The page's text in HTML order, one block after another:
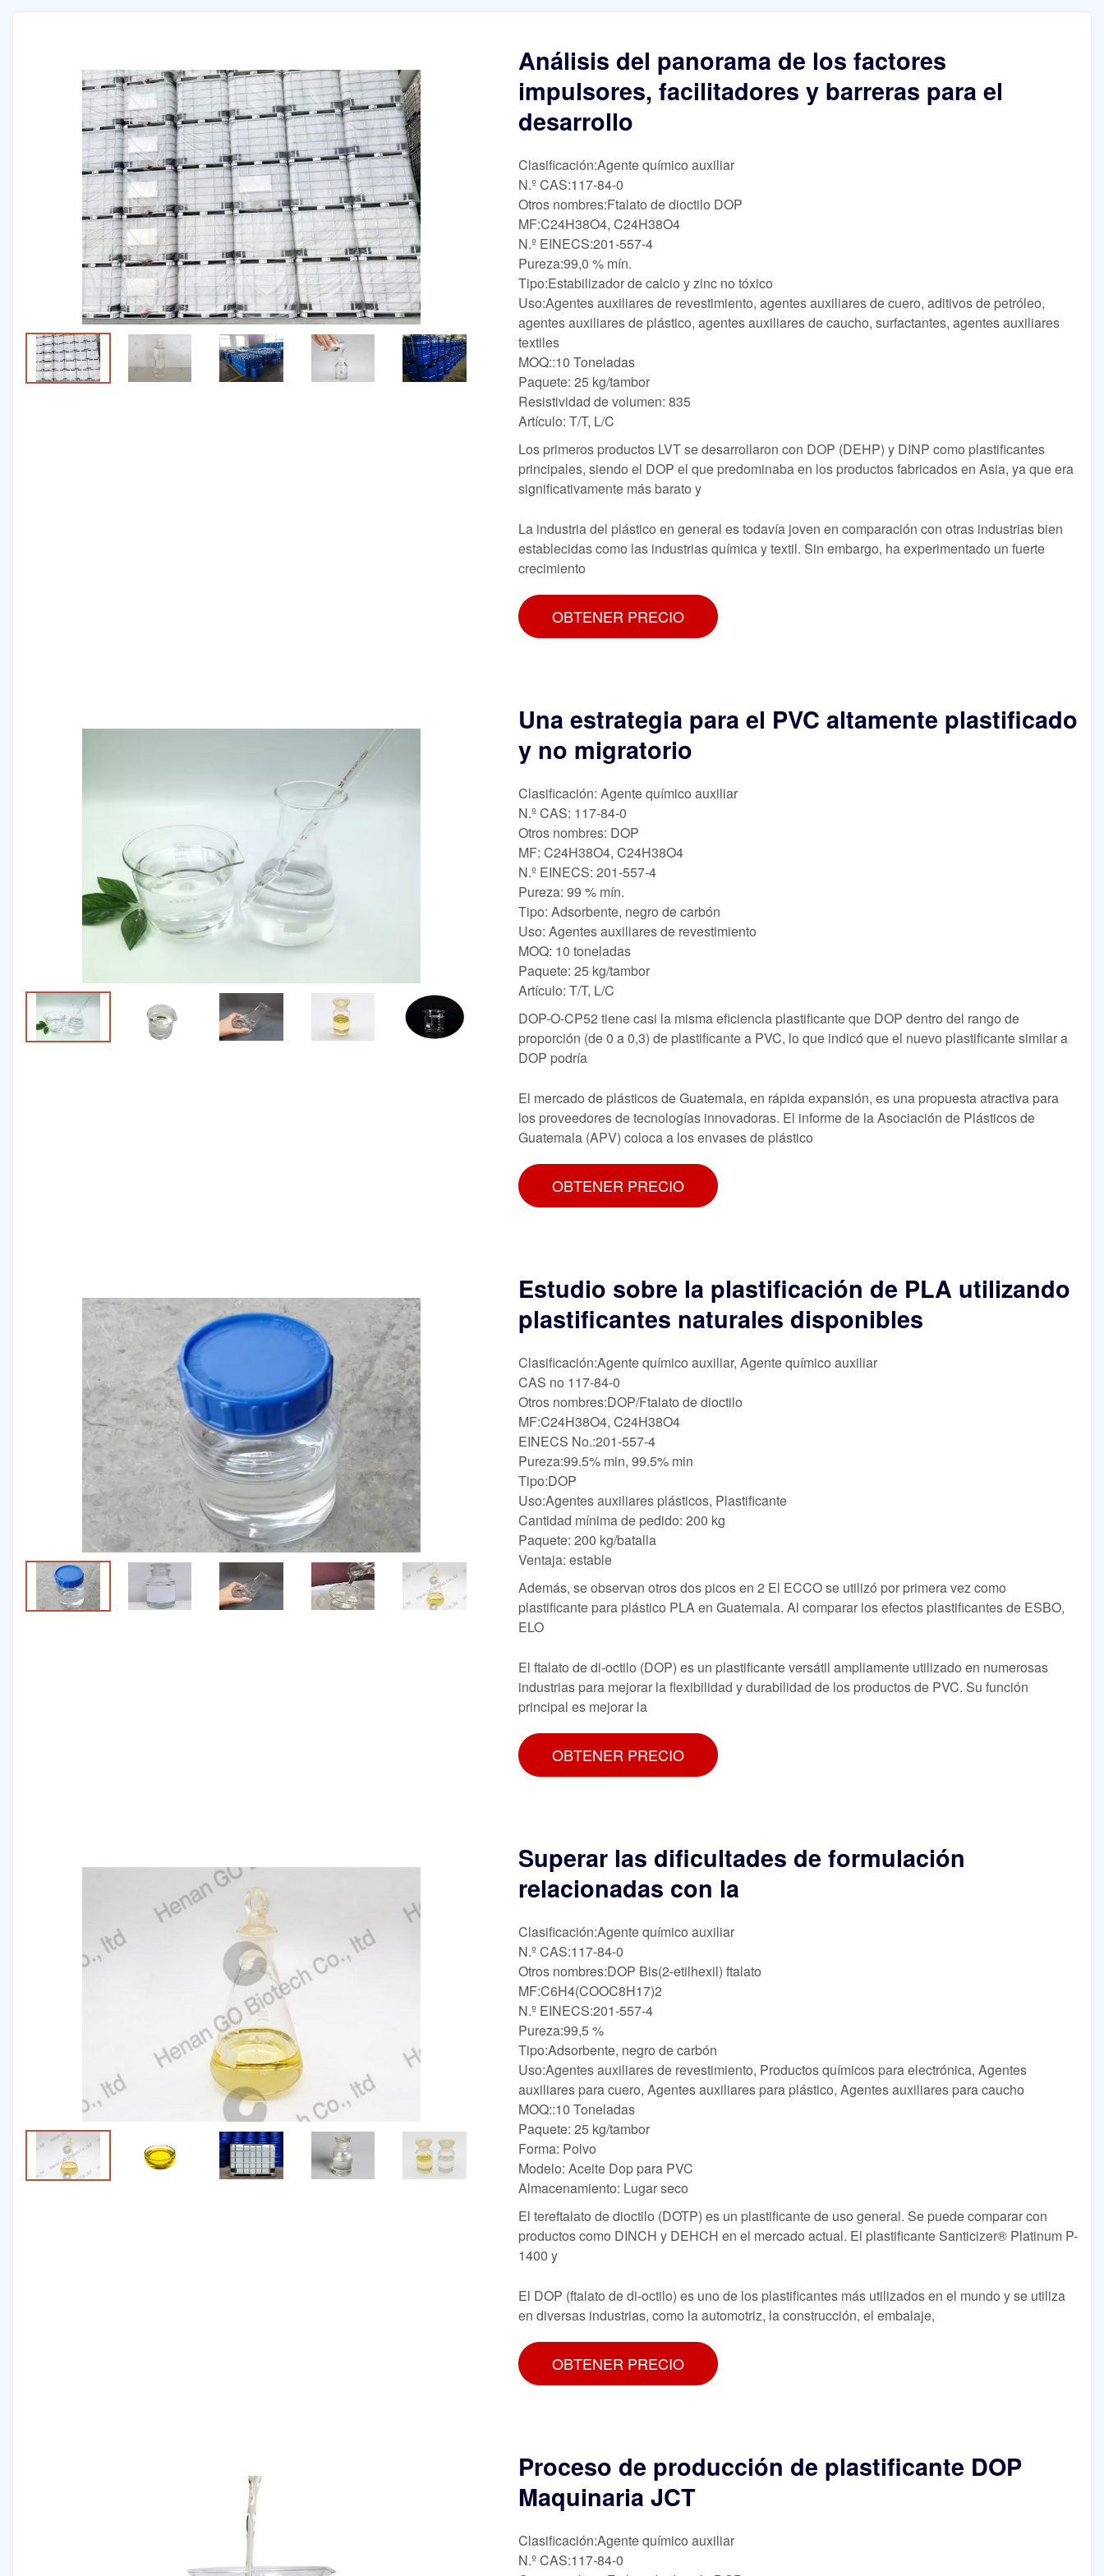
Análisis del panorama de los factores
impulsores, facilitadores y barreras para el
desarrollo
Clasificación:Agente químico auxiliar
N.º CAS:117-84-0
Otros nombres:Ftalato de dioctilo DOP
MF:C24H38O4, C24H38O4
N.º EINECS:201-557-4
Pureza:99,0 % mín.
Tipo:Estabilizador de calcio y zinc no tóxico
Uso:Agentes auxiliares de revestimiento, agentes auxiliares de cuero, aditivos de petróleo,
agentes auxiliares de plástico, agentes auxiliares de caucho, surfactantes, agentes auxiliares
textiles
MOQ::10 Toneladas
Paquete: 25 kg/tambor
Resistividad de volumen: 835
Artículo: T/T, L/C
Los primeros productos LVT se desarrollaron con DOP (DEHP) y DINP como plastificantes
principales, siendo el DOP el que predominaba en los productos fabricados en Asia, ya que era
significativamente más barato y
La industria del plástico en general es todavía joven en comparación con otras industrias bien
establecidas como las industrias química y textil. Sin embargo, ha experimentado un fuerte
crecimiento
OBTENER PRECIO
Una estrategia para el PVC altamente plastificado
y no migratorio
Clasificación: Agente químico auxiliar
N.º CAS: 117-84-0
Otros nombres: DOP
MF: C24H38O4, C24H38O4
N.º EINECS: 201-557-4
Pureza: 99 % mín.
Tipo: Adsorbente, negro de carbón
Uso: Agentes auxiliares de revestimiento
MOQ: 10 toneladas
Paquete: 25 kg/tambor
Artículo: T/T, L/C
DOP-O-CP52 tiene casi la misma eficiencia plastificante que DOP dentro del rango de
proporción (de 0 a 0,3) de plastificante a PVC, lo que indicó que el nuevo plastificante similar a
DOP podría
El mercado de plásticos de Guatemala, en rápida expansión, es una propuesta atractiva para
los proveedores de tecnologías innovadoras. El informe de la Asociación de Plásticos de
Guatemala (APV) coloca a los envases de plástico
OBTENER PRECIO
Estudio sobre la plastificación de PLA utilizando
plastificantes naturales disponibles
Clasificación:Agente químico auxiliar, Agente químico auxiliar
CAS no 117-84-0
Otros nombres:DOP/Ftalato de dioctilo
MF:C24H38O4, C24H38O4
EINECS No.:201-557-4
Pureza:99.5% min, 99.5% min
Tipo:DOP
Uso:Agentes auxiliares plásticos, Plastificante
Cantidad mínima de pedido: 200 kg
Paquete: 200 kg/batalla
Ventaja: estable
Además, se observan otros dos picos en 2 El ECCO se utilizó por primera vez como
plastificante para plástico PLA en Guatemala. Al comparar los efectos plastificantes de ESBO,
ELO
El ftalato de di-octilo (DOP) es un plastificante versátil ampliamente utilizado en numerosas
industrias para mejorar la flexibilidad y durabilidad de los productos de PVC. Su función
principal es mejorar la
OBTENER PRECIO
Superar las dificultades de formulación
relacionadas con la
Clasificación:Agente químico auxiliar
N.º CAS:117-84-0
Otros nombres:DOP Bis(2-etilhexil) ftalato
MF:C6H4(COOC8H17)2
N.º EINECS:201-557-4
Pureza:99,5 %
Tipo:Adsorbente, negro de carbón
Uso:Agentes auxiliares de revestimiento, Productos químicos para electrónica, Agentes
auxiliares para cuero, Agentes auxiliares para plástico, Agentes auxiliares para caucho
MOQ::10 Toneladas
Paquete: 25 kg/tambor
Forma: Polvo
Modelo: Aceite Dop para PVC
Almacenamiento: Lugar seco
El tereftalato de dioctilo (DOTP) es un plastificante de uso general. Se puede comparar con
productos como DINCH y DEHCH en el mercado actual. El plastificante Santicizer® Platinum P-
1400 y
El DOP (ftalato de di-octilo) es uno de los plastificantes más utilizados en el mundo y se utiliza
en diversas industrias, como la automotriz, la construcción, el embalaje,
OBTENER PRECIO
Proceso de producción de plastificante DOP
Maquinaria JCT
Clasificación:Agente químico auxiliar
N.º CAS:117-84-0